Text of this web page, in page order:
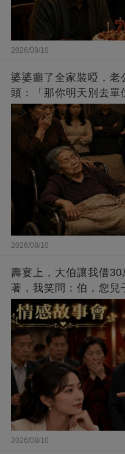
2026/08/10
婆婆癱了全家裝啞，老
頭：「那你明天別去單
2026/08/10
壽宴上，大伯讓我借
著，我笑問：伯，您兒
您來還嗎？
2026/08/10